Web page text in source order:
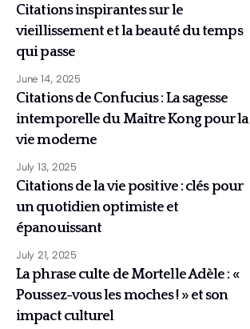
Citations inspirantes sur le
vieillissement et la beauté du temps
qui passe
June 14, 2025
Citations de Confucius : La sagesse
intemporelle du Maître Kong pour la
vie moderne
July 13, 2025
Citations de la vie positive : clés pour
un quotidien optimiste et
épanouissant
July 21, 2025
La phrase culte de Mortelle Adèle : «
Poussez-vous les moches ! » et son
impact culturel